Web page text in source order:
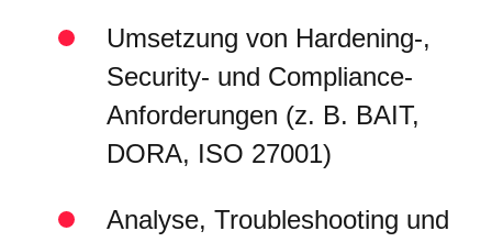
Umsetzung von Hardening-,
Security- und Compliance-
Anforderungen (z. B. BAIT,
DORA, ISO 27001)
Analyse, Troubleshooting und